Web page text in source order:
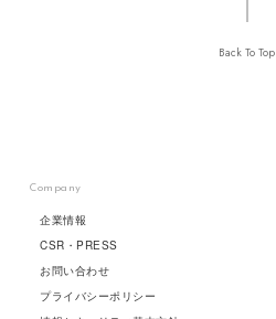
Back To Top
Company
企業情報
CSR・PRESS
お問い合わせ
プライバシーポリシー